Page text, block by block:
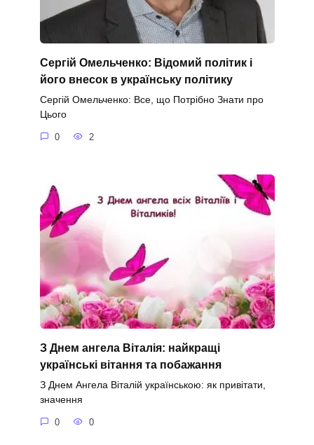
Сергій Омельченко: Відомий політик і
його внесок в українську політику
Сергій Омельченко: Все, що Потрібно Знати про
Цього
0 2
З Днем ангела Віталія: найкращі
українські вітання та побажання
З Днем Ангела Віталій українською: як привітати,
значення
0 0